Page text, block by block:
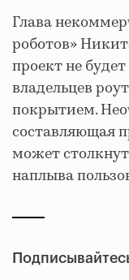
Глава
роботов»
проект не
владельцев
покрытием.
составляющая
может
наплыва